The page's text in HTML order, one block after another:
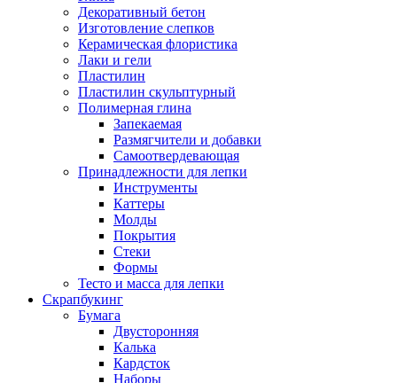
Декоративный бетон
Изготовление слепков
Керамическая флористика
Лаки и гели
Пластилин
Пластилин скульптурный
Полимерная глина
Запекаемая
Размягчители и добавки
Самоотвердевающая
Принадлежности для лепки
Инструменты
Каттеры
Молды
Покрытия
Стеки
Формы
Тесто и масса для лепки
Скрапбукинг
Бумага
Двусторонняя
Калька
Кардсток
Наборы